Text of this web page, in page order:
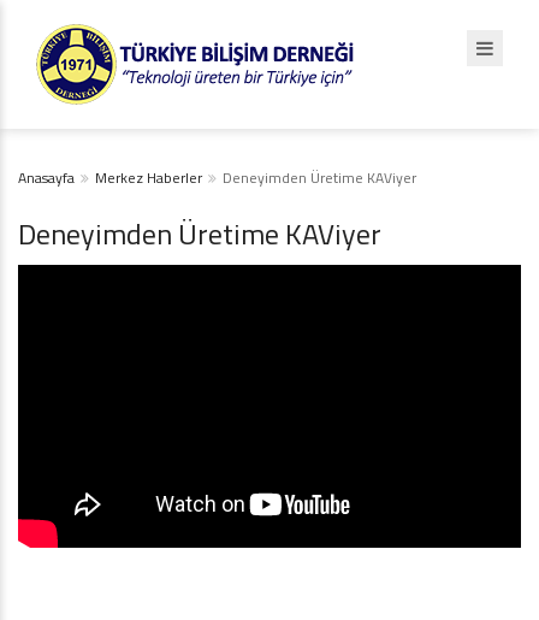
Anasayfa Merkez Haberler Deneyimden Üretime KAViyer
Deneyimden Üretime KAViyer